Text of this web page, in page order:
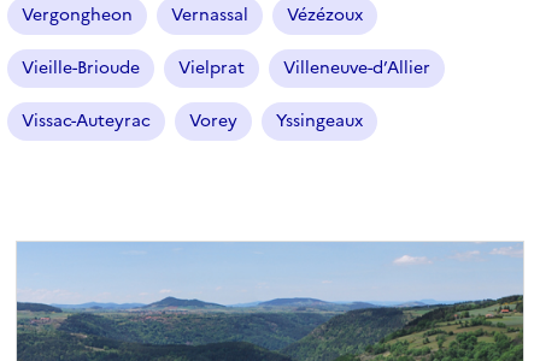
Vergongheon Vernassal Vézézoux
Vieille-Brioude Vielprat Villeneuve-d’Allier
Vissac-Auteyrac Vorey Yssingeaux